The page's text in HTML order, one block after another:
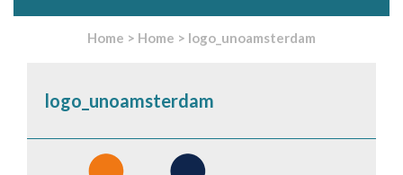
Home > Home > logo_unoamsterdam
logo_unoamsterdam